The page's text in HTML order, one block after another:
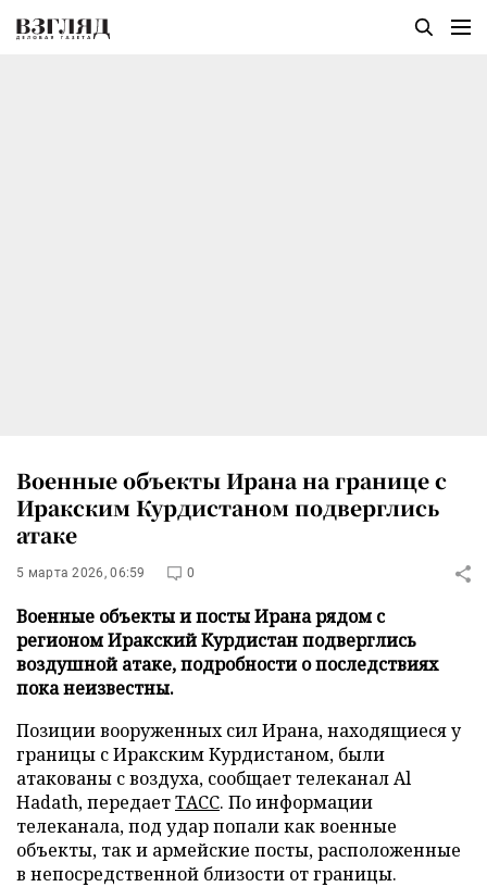
Военные объекты Ирана на границе с
Иракским Курдистаном подверглись
атаке
5 марта 2026, 06:59 0
Военные объекты и посты Ирана рядом с
регионом Иракский Курдистан подверглись
воздушной атаке, подробности о последствиях
пока неизвестны.
Позиции вооруженных сил Ирана, находящиеся у
границы с Иракским Курдистаном, были
атакованы с воздуха, сообщает телеканал Al
Hadath, передаетТАСС. По информации
телеканала, под удар попали как военные
объекты, так и армейские посты, расположенные
в непосредственной близости от границы.